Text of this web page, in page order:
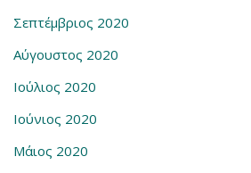
Σεπτέμβριος 2020
Αύγουστος 2020
Ιούλιος 2020
Ιούνιος 2020
Μάιος 2020